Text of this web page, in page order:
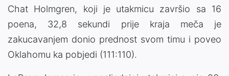
Chat Holmgren, koji je utakmicu završio sa 16
poena, 32,8 sekundi prije kraja meča je
zakucavanjem donio prednost svom timu i poveo
Oklahomu ka pobjedi (111:110).